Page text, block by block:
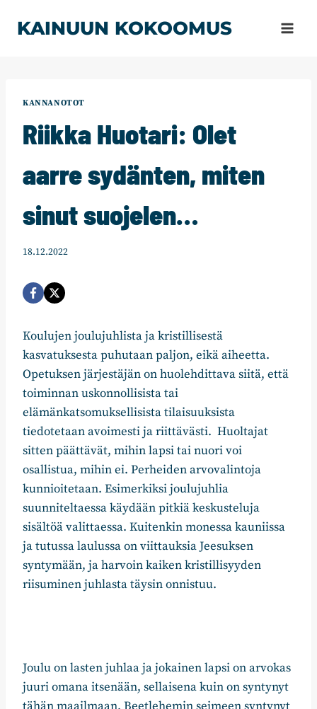
sisältöön
KAINUUN KOKOOMUS
KANNANOTOT
Riikka Huotari: Olet
aarre sydänten, miten
sinut suojelen…
18.12.2022
Koulujen joulujuhlista ja kristillisestä
kasvatuksesta puhutaan paljon, eikä aiheetta.
Opetuksen järjestäjän on huolehdittava siitä, että
toiminnan uskonnollisista tai
elämänkatsomuksellisista tilaisuuksista
tiedotetaan avoimesti ja riittävästi. Huoltajat
sitten päättävät, mihin lapsi tai nuori voi
osallistua, mihin ei. Perheiden arvovalintoja
kunnioitetaan. Esimerkiksi joulujuhlia
suunniteltaessa käydään pitkiä keskusteluja
sisältöä valittaessa. Kuitenkin monessa kauniissa
ja tutussa laulussa on viittauksia Jeesuksen
syntymään, ja harvoin kaiken kristillisyyden
riisuminen juhlasta täysin onnistuu.
Joulu on lasten juhlaa ja jokainen lapsi on arvokas
juuri omana itsenään, sellaisena kuin on syntynyt
tähän maailmaan. Beetlehemin seimeen syntynyt